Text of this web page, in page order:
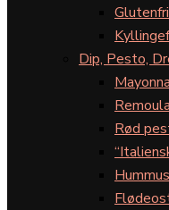
Dip, Pesto,
Rød
Hummus